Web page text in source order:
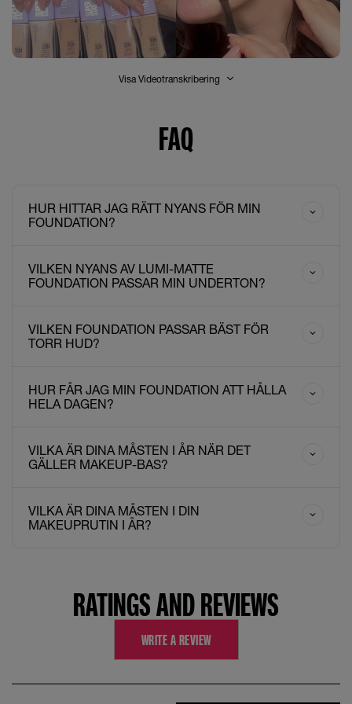
Visa Videotranskribering
FAQ
HUR HITTAR JAG RÄTT NYANS FÖR MIN
FOUNDATION?
VILKEN NYANS AV LUMI-MATTE
FOUNDATION PASSAR MIN UNDERTON?
VILKEN FOUNDATION PASSAR BÄST FÖR
TORR HUD?
HUR FÅR JAG MIN FOUNDATION ATT HÅLLA
HELA DAGEN?
VILKA ÄR DINA MÅSTEN I ÅR NÄR DET
GÄLLER MAKEUP-BAS?
VILKA ÄR DINA MÅSTEN I DIN
MAKEUPRUTIN I ÅR?
RATINGS AND REVIEWS
WRITE A REVIEW